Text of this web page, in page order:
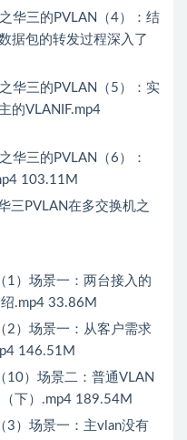
华三的PVLAN（4）：结
据包的转发过程深入了
华三的PVLAN（5）：实
的VLANIF.mp4
华三的PVLAN（6）：
103.11M
三PVLAN在多交换机之
1）场景一：两台接入的
.mp4 33.86M
2）场景一：从客户需求
146.51M
10）场景二：普通VLAN
下）.mp4 189.54M
3）场景一：主vlan没有